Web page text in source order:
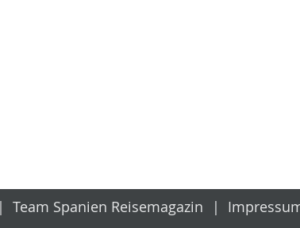
Team Spanien Reisemagazin